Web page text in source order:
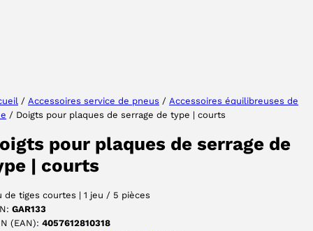
/ Accessoires service de pneus / Accessoires équilibreuses de
/ Doigts pour plaques de serrage de type | courts
pour plaques de serrage de
| courts
de tiges courtes | 1 jeu / 5 pièces
GAR133
(EAN): 4057612810318
ACCEPTER